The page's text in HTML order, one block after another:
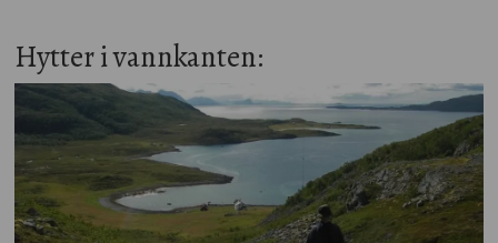
Hytter i vannkanten: